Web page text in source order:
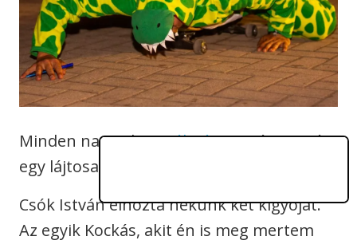
Minden napunkegy élmény itt, és ez még
egy lájtosabb…
Csók István elhozta nekünk két kígyóját.
Az egyik Kockás, akit én is meg mertem